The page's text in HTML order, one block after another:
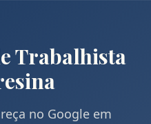
Trabalhista
no Google em